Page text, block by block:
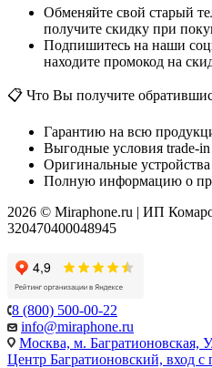
Обменяйте свой старый
получите скидку при
Подпишитесь на наши
находите промокод на
📋 Что Вы получите
Гарантию на всю
Выгодные условия trade-
Оригинальные
Полную информацию о
2026 © Miraphone.ru | ИП
320470400048945
8 (800) 500-00-22
info@miraphone.ru
Москва, м. Багратионовская,
Центр Багратионовский, вход с